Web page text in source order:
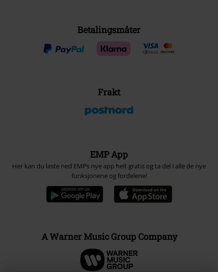
Betalingsmåter
Frakt
EMP App
Her kan du laste ned EMPs nye app helt gratis og ta del i alle de nye
funksjonene og fordelene!
A Warner Music Group Company